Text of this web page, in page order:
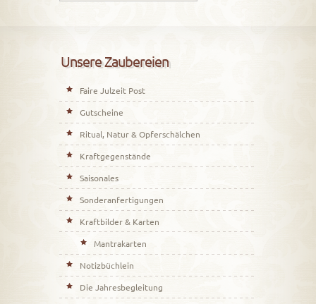
Unsere Zaubereien
Faire Julzeit Post
Gutscheine
Ritual, Natur & Opferschälchen
Kraftgegenstände
Saisonales
Sonderanfertigungen
Kraftbilder & Karten
Mantrakarten
Notizbüchlein
Die Jahresbegleitung